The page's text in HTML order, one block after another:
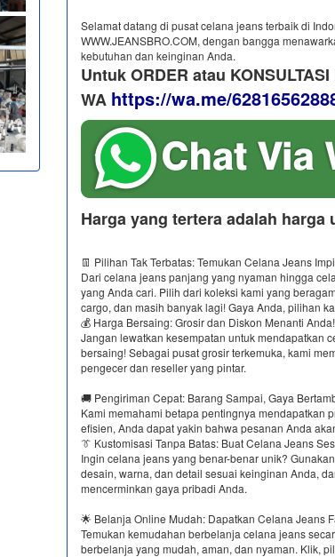
Selamat datang di pusat celana jeans terbaik di
WWW.JEANSBRO.COM, dengan bangga
kebutuhan dan keinginan Anda.
Untuk ORDER atau
WA https://wa.me/
Harga yang tertera adalah harga
👖 Pilihan Tak Terbatas: Temukan Celana Jeans
Dari celana jeans panjang yang nyaman hingga
yang Anda cari. Pilih dari koleksi kami yang
cargo, dan masih banyak lagi! Gaya Anda, pilihan
💰 Harga Bersaing: Grosir dan Diskon Menanti Anda!
Jangan lewatkan kesempatan untuk mendapatkan
bersaing! Sebagai pusat grosir terkemuka, kami
pengecer dan reseller yang pintar.
🚚 Pengiriman Cepat: Barang Sampai, Gaya
Kami memahami betapa pentingnya mendapatkan
efisien, Anda dapat yakin bahwa pesanan Anda
👔 Kustomisasi Tanpa Batas: Buat Celana Jeans
Ingin celana jeans yang benar-benar unik?
desain, warna, dan detail sesuai keinginan Anda,
mencerminkan gaya pribadi Anda.
🌟 Belanja Online Mudah: Dapatkan Celana Jeans
Temukan kemudahan berbelanja celana jeans
berbelanja yang mudah, aman, dan nyaman. Klik,